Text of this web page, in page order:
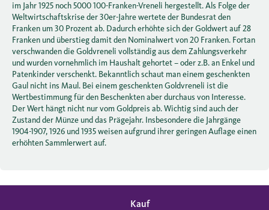
im Jahr 1925 noch 5000 100-Franken-Vreneli hergestellt. Als Folge der
Weltwirtschaftskrise der 30er-Jahre wertete der Bundesrat den
Franken um 30 Prozent ab. Dadurch erhöhte sich der Goldwert auf 28
Franken und überstieg damit den Nominalwert von 20 Franken. Fortan
verschwanden die Goldvreneli vollständig aus dem Zahlungsverkehr
und wurden vornehmlich im Haushalt gehortet – oder z.B. an Enkel und
Patenkinder verschenkt. Bekanntlich schaut man einem geschenkten
Gaul nicht ins Maul. Bei einem geschenkten Goldvreneli ist die
Wertbestimmung für den Beschenkten aber durchaus von Interesse.
Der Wert hängt nicht nur vom Goldpreis ab. Wichtig sind auch der
Zustand der Münze und das Prägejahr. Insbesondere die Jahrgänge
1904-1907, 1926 und 1935 weisen aufgrund ihrer geringen Auflage einen
erhöhten Sammlerwert auf.
Kauf